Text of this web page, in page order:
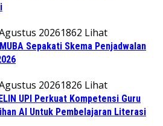
20261862 Lihat
MUBA Sepakati Skema Penjadwalan
20261826 Lihat
UPI Perkuat Kompetensi Guru
AI Untuk Pembelajaran Literasi